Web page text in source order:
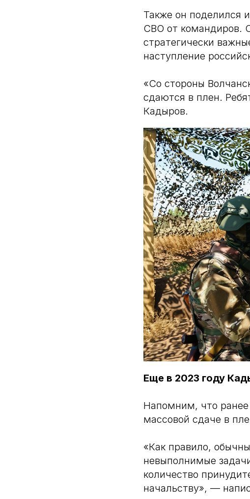
Также он поделился
СВО от командиров.
стратегически
наступление
«Со стороны
сдаются в плен.
Кадыров.
Еще в 2023 году
Напомним, что ранее
массовой сдаче в
«Как правило,
невыполнимые
количество
начальству», —